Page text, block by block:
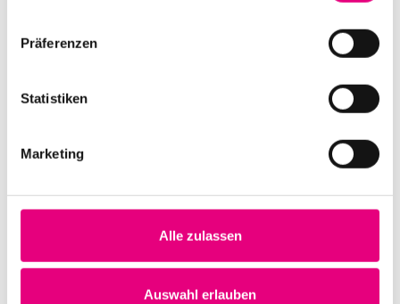
Präferenzen
Statistiken
Marketing
Alle zulassen
Auswahl erlauben
Heidelberg
Mehr erfahren